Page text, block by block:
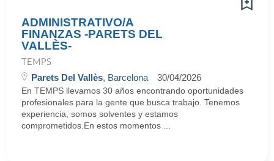
ADMINISTRATIVO/A
FINANZAS -PARETS DEL
VALLÈS-
TEMPS
Parets Del Vallès, Barcelona 30/04/2026
En TEMPS llevamos 30 años encontrando oportunidades
profesionales para la gente que busca trabajo. Tenemos
experiencia, somos solventes y estamos
comprometidos.En estos momentos ...